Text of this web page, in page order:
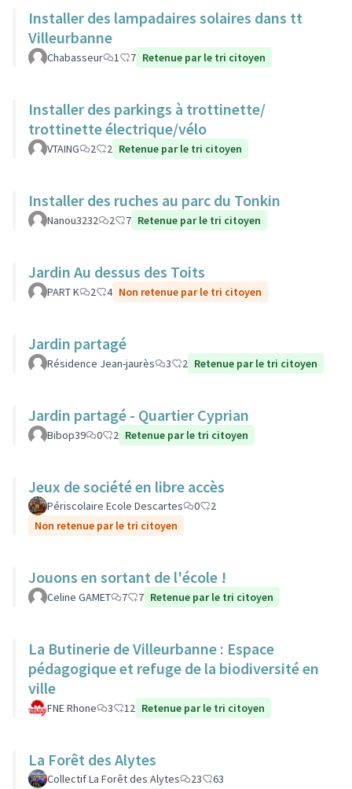
Installer des lampadaires solaires dans tt
Villeurbanne
Chabasseur 1 7 Retenue par le tri citoyen
Installer des parkings à trottinette/
trottinette électrique/vélo
VTAING 2 2 Retenue par le tri citoyen
Installer des ruches au parc du Tonkin
Nanou3232 2 7 Retenue par le tri citoyen
Jardin Au dessus des Toits
PART K 2 4 Non retenue par le tri citoyen
Jardin partagé
Résidence Jean-jaurès 3 2 Retenue par le tri citoyen
Jardin partagé - Quartier Cyprian
Bibop39 0 2 Retenue par le tri citoyen
Jeux de société en libre accès
Périscolaire Ecole Descartes 0
2
Non retenue par le tri citoyen
Jouons en sortant de l'école !
Celine GAMET 7 7 Retenue par le tri citoyen
La Butinerie de Villeurbanne : Espace
pédagogique et refuge de la biodiversité en
ville
FNE Rhone 3 12 Retenue par le tri citoyen
La Forêt des Alytes
Collectif La Forêt des Alytes 23
63